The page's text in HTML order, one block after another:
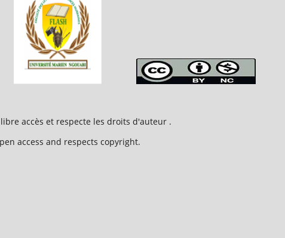
accès et respecte les droits d'auteur .
and respects copyright.